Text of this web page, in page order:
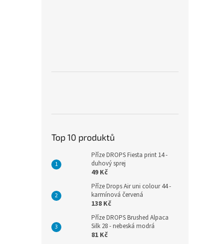
Top 10 produktů
Příze DROPS Fiesta print 14 -
duhový sprej
49 Kč
Příze Drops Air uni colour 44 -
karmínová červená
138 Kč
Příze DROPS Brushed Alpaca
Silk 28 - nebeská modrá
81 Kč